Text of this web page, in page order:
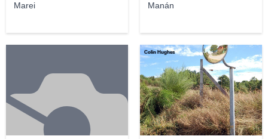
Marei Manán
Colin Hughes